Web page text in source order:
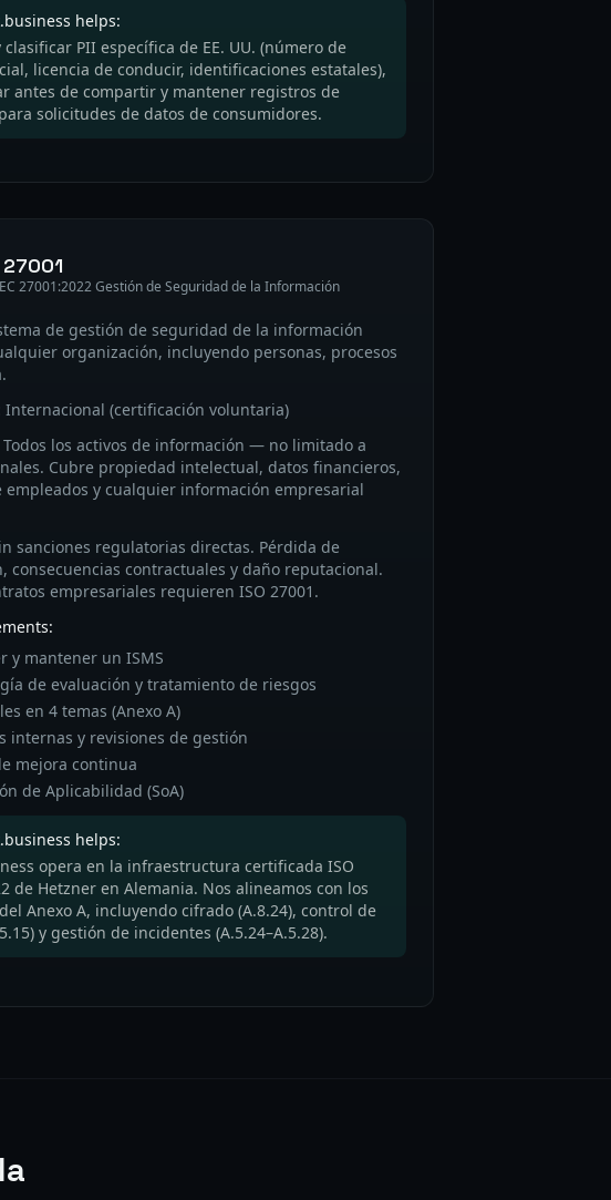
helps:
clasificar PII específica de EE. UU. (número de
licencia de conducir, identificaciones estatales),
antes de compartir y mantener registros de
solicitudes de datos de consumidores.
27001
27001:2022 Gestión de Seguridad de la Información
de gestión de seguridad de la información
organización, incluyendo personas, procesos
Internacional (certificación voluntaria)
Todos los activos de información — no limitado a
Cubre propiedad intelectual, datos financieros,
empleados y cualquier información empresarial
sanciones regulatorias directas. Pérdida de
consecuencias contractuales y daño reputacional.
empresariales requieren ISO 27001.
y mantener un ISMS
de evaluación y tratamiento de riesgos
en 4 temas (Anexo A)
internas y revisiones de gestión
mejora continua
de Aplicabilidad (SoA)
helps:
opera en la infraestructura certificada ISO
de Hetzner en Alemania. Nos alineamos con los
Anexo A, incluyendo cifrado (A.8.24), control de
y gestión de incidentes (A.5.24–A.5.28).